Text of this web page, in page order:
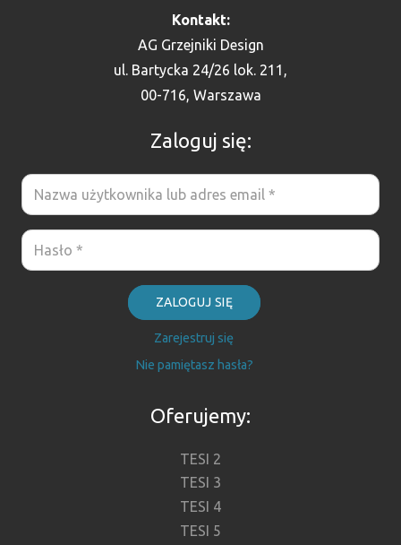
Kontakt:
AG Grzejniki Design
ul. Bartycka 24/26 lok. 211,
00-716, Warszawa
Zaloguj się:
ZALOGUJ SIĘ
Zarejestruj się
Nie pamiętasz hasła?
Oferujemy:
TESI 2
TESI 3
TESI 4
TESI 5